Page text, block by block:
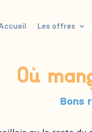
Les offres
Où
Bons